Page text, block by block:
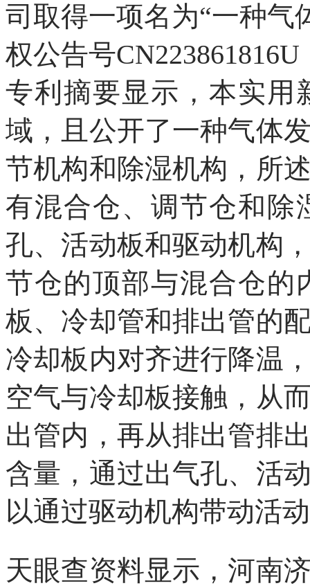
司取得一项名为“一种气
权公告号
专利摘要显示，本实用
域，且公开了一种气体
节机构和除湿机构，所
有混合仓、调节仓和除
孔、活动板和驱动机构
节仓的顶部与混合仓的
板、冷却管和排出管的
冷却板内对齐进行降温
空气与冷却板接触，从
出管内，再从排出管排
含量，通过出气孔、活
以通过驱动机构带动活
天眼查资料显示，河南